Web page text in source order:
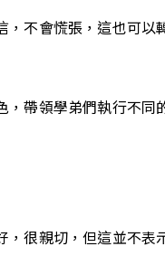
不會慌張，這也可
帶領學弟們執行不
很親切，但這並不表